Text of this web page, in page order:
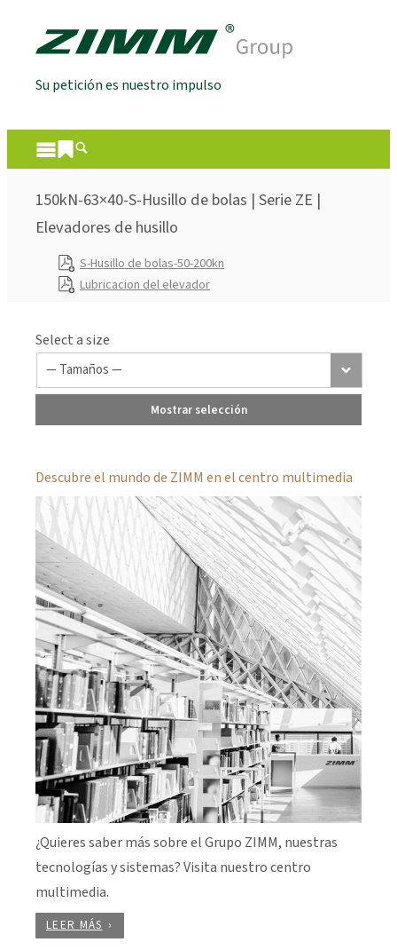
Su petición es nuestro impulso
150kN-63×40-S-Husillo de bolas | Serie ZE |
Elevadores de husillo
S-Husillo de bolas-50-200kn
Lubricacion del elevador
Select a size
Mostrar selección
Descubre el mundo de ZIMM en el centro multimedia
¿Quieres saber más sobre el Grupo ZIMM, nuestras
tecnologías y sistemas? Visita nuestro centro
multimedia.
LEER MÁS